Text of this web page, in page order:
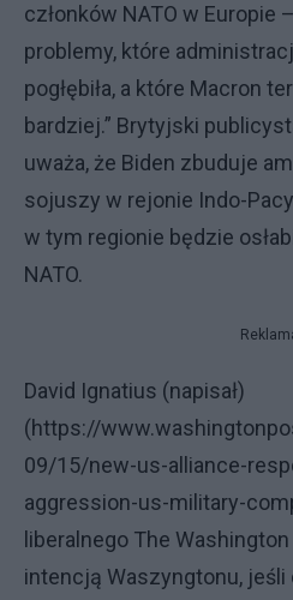
członków NATO w Europie
problemy, które
pogłębiła, a które Macron
bardziej.” Brytyjski
uważa, że Biden zbuduje
sojuszy w rejonie Indo-
w tym regionie będzie
NATO.
David Ignatius (napisał)
(https://
09/15/new-us-alliance-
aggression-us-military-
liberalnego The
intencją Waszyngtonu, jeśli